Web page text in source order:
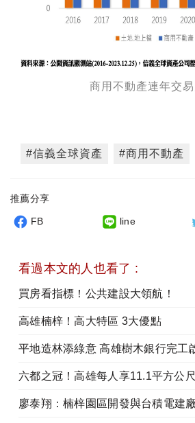
商用不動產連年交
#信義全球資產 #商用不動產
推薦分享
FB line
看過本文的人也看了 :
買房看指標！公共建設大領航！
高雄楠梓！高大特區 3大優點
平地造林添綠意 高雄樹木銀行完工
六都之冠！高雄每人享11.1平方公
廖泰翔：楠梓園區開發與台積電建